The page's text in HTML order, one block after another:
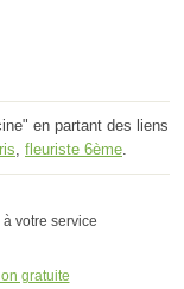
en partant des liens
fleuriste 6ème
votre service
gratuite